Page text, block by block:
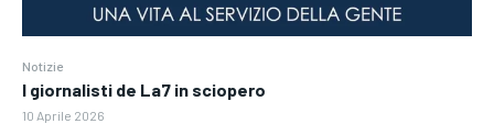
Notizie
I giornalisti de La7 in sciopero
10 Aprile 2026